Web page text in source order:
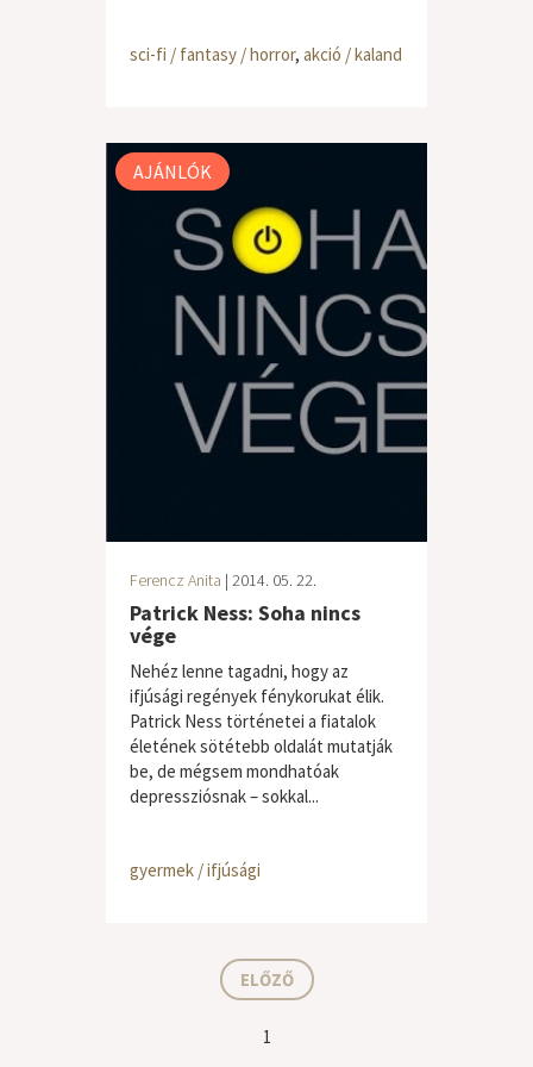
sci-fi / fantasy / horror, akció / kaland
AJÁNLÓK
Ferencz Anita | 2014. 05. 22.
Patrick Ness: Soha nincs
vége
Nehéz lenne tagadni, hogy az
ifjúsági regények fénykorukat élik.
Patrick Ness történetei a fiatalok
életének sötétebb oldalát mutatják
be, de mégsem mondhatóak
depressziósnak – sokkal...
gyermek / ifjúsági
ELŐZŐ
1